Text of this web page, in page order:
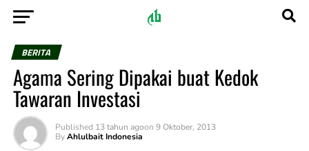
BERITA
Agama Sering Dipakai buat Kedok
Tawaran Investasi
Published 13 tahun agoon 9 Oktober, 2013
By Ahlulbait Indonesia